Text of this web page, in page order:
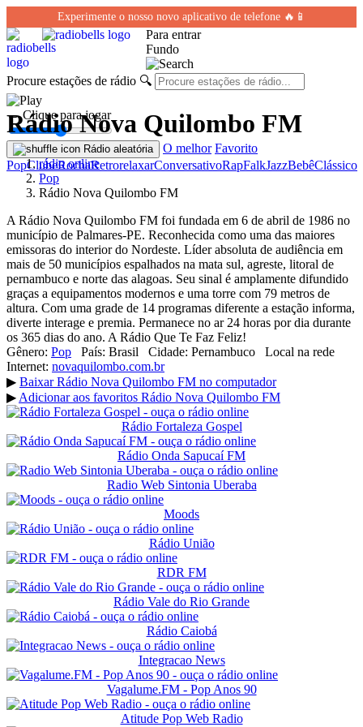
Experimente o nosso novo aplicativo de telefone 🔥📱
Para entrar
Fundo
Procure estações de rádio 🔍
← Clique para jogar
Rádio aleatória O melhor Favorito
PopClubeRochaRetrorelaxarConversativoRapFalkJazzBebêClássico
Rádio Nova Quilombo FM
rádio online
Pop
Rádio Nova Quilombo FM
A Rádio Nova Quilombo FM foi fundada em 6 de abril de 1986 no
município de Palmares-PE. Reconhecida como uma das maiores
emissoras do interior do Nordeste. Líder absoluta de audiência em
mais de 50 municípios espalhados na mata sul, agreste, litoral de
pernambuco e norte das alagoas. Seu sinal é amplamente difundido
graças a equipamentos modernos e uma torre com 79 metros de
altura. Com uma grade de 14 programas diferente a estação informa,
diverte interage e premia. Permanece no ar 24 horas por dia durante
os 365 dias do ano. A Rádio Que Te Faz Feliz!
Gênero: Pop País: Brasil Cidade: Pernambuco Local na rede
Internet: novaquilombo.com.br
▶ Baixar Rádio Nova Quilombo FM no computador
▶ Adicionar aos favoritos Rádio Nova Quilombo FM
Rádio Fortaleza Gospel
Rádio Onda Sapucaí FM
Radio Web Sintonia Uberaba
Moods
Rádio União
RDR FM
Rádio Vale do Rio Grande
Rádio Caiobá
Integracao News
Vagalume.FM - Pop Anos 90
Atitude Pop Web Radio